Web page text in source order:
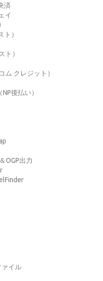
済
イ
）
ト）
ム クレジット）
後払い）
OGP出力
ァイル